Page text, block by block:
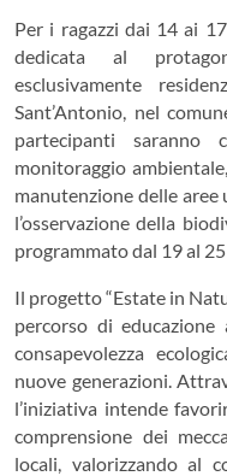
Per i ragazzi dai 14 ai
dedicata al
esclusivamente
Sant’Antonio, nel
partecipanti
monitoraggio
manutenzione delle
l’osservazione della
programmato dal 19 al
Il progetto “Estate in
percorso di
consapevolezza
nuove generazioni.
l’iniziativa intende
comprensione dei
locali, valorizzando al